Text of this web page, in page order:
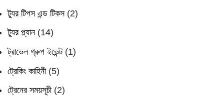
ট্যুর টিপস এন্ড টিকস(2)
ট্যুর প্ল্যান (14)
ট্রাভেল গ্রুপ ইভেন্ট(1)
ট্রেকিং কাহিনী(5)
ট্রেনের সময়সূচী(2)